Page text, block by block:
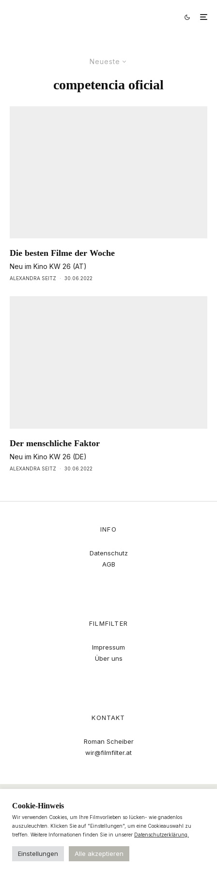
Neueste
competencia oficial
Die besten Filme der Woche
Neu im Kino KW 26 (AT)
ALEXANDRA SEITZ · 30.06.2022
Der menschliche Faktor
Neu im Kino KW 26 (DE)
ALEXANDRA SEITZ · 30.06.2022
INFO
Datenschutz
AGB
FILMFILTER
Impressum
Über uns
KONTAKT
Roman Scheiber
wir@filmfilter.at
Cookie-Hinweis
Wir verwenden Cookies, um Ihre Filmvorlieben so lücken- wie gnadenlos
auszuleuchten. Klicken Sie auf "Einstellungen", um eine Cookieauswahl zu
treffen. Weitere Informationen finden Sie in unserer Datenschutzerklärung.
Einstellungen Alle akzeptieren